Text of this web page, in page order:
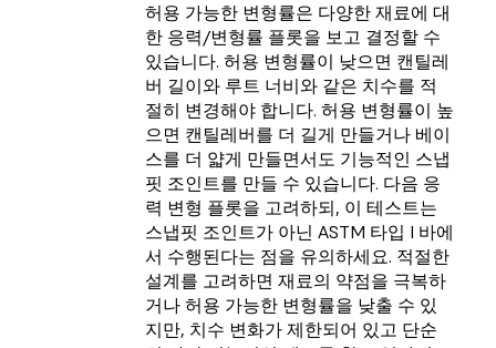
허용 가능한 변형률은 다양한 재료에 대
한 응력/변형률 플롯을 보고 결정할 수
있습니다. 허용 변형률이 낮으면 캔틸레
버 길이와 루트 너비와 같은 치수를 적
절히 변경해야 합니다. 허용 변형률이 높
으면 캔틸레버를 더 길게 만들거나 베이
스를 더 얇게 만들면서도 기능적인 스냅
핏 조인트를 만들 수 있습니다. 다음 응
력 변형 플롯을 고려하되, 이 테스트는
스냅핏 조인트가 아닌 ASTM 타입 I 바에
서 수행된다는 점을 유의하세요. 적절한
설계를 고려하면 재료의 약점을 극복하
거나 허용 가능한 변형률을 낮출 수 있
지만, 치수 변화가 제한되어 있고 단순